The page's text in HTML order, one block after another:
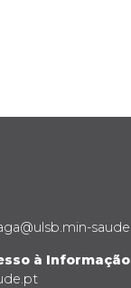
à Informação